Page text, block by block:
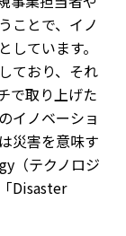
ことで、イノ
ています。
ており、それ
で取り上げた
イノベーショ
災害を意味す
（テクノロジ
Disaster